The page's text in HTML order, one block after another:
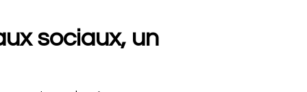
sociaux, un